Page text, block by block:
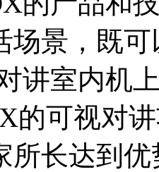
场景，既
讲室内机
的可视对
所长达到